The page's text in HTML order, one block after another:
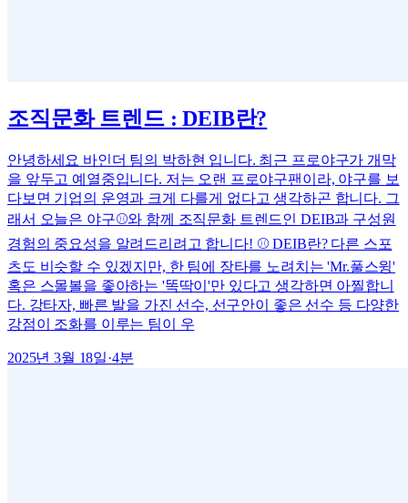
조직문화 트렌드 : DEIB란?
안녕하세요 바인더 팀의 박하현 입니다. 최근 프로야구가 개막
을 앞두고 예열중입니다. 저는 오랜 프로야구팬이라, 야구를 보
다보면 기업의 운영과 크게 다를게 없다고 생각하곤 합니다. 그
래서 오늘은 야구⚾와 함께 조직문화 트렌드인 DEIB과 구성원
경험의 중요성을 알려드리려고 합니다! ⚾ DEIB란? 다른 스포
츠도 비슷할 수 있겠지만, 한 팀에 장타를 노려치는 'Mr.풀스윙'
혹은 스몰볼을 좋아하는 '똑딱이'만 있다고 생각하면 아찔합니
다. 강타자, 빠른 발을 가진 선수, 선구안이 좋은 선수 등 다양한
강점이 조화를 이루는 팀이 우
2025년 3월 18일·4분